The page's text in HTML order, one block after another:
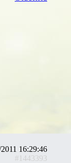
16:29:46
#1443393